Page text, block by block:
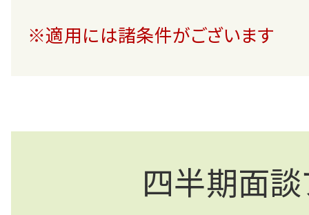
※適用には諸条件がございます
四半期面談